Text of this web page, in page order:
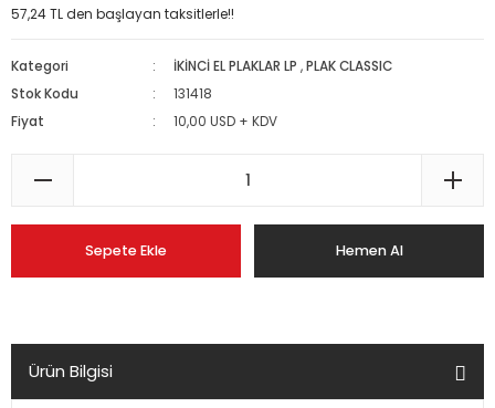
57,24 TL den başlayan taksitlerle!!
Kategori İKİNCİ EL PLAKLAR LP ,PLAK CLASSIC
Stok Kodu
131418
Fiyat
10,00 USD + KDV
Sepete Ekle Hemen Al
Ürün Bilgisi